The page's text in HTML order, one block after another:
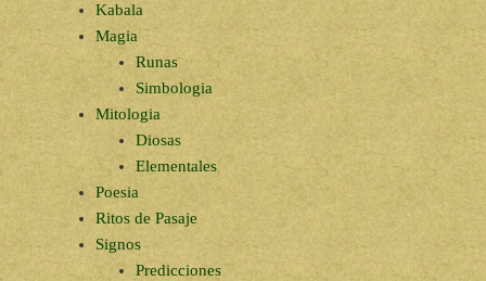
Kabala
Magia
Runas
Simbologia
Mitologia
Diosas
Elementales
Poesia
Ritos de Pasaje
Signos
Predicciones